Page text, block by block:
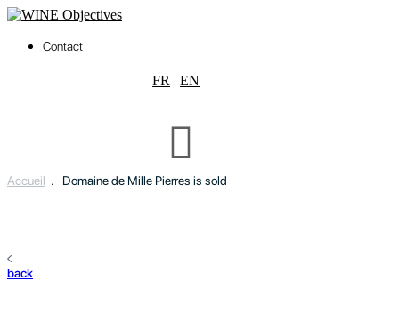
Contact
FR | EN
Accueil . Domaine de Mille Pierres is sold
back